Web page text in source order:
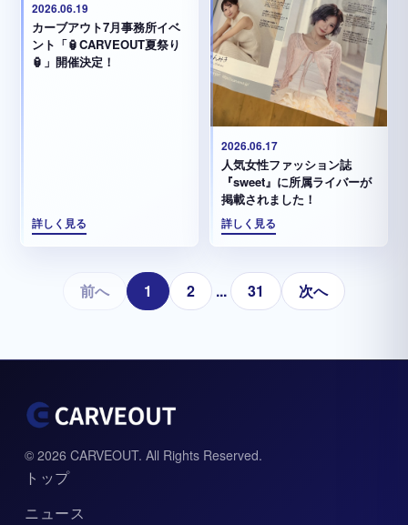
2026.06.19
カーブアウト7月事務所イベ
ント「🏮CARVEOUT夏祭り
🏮」開催決定！
詳しく見る
2026.06.17
人気女性ファッション誌
『sweet』に所属ライバーが
掲載されました！
詳しく見る
前へ 1 2 ... 31 次へ
© 2026 CARVEOUT. All Rights Reserved.
トップ
ニュース